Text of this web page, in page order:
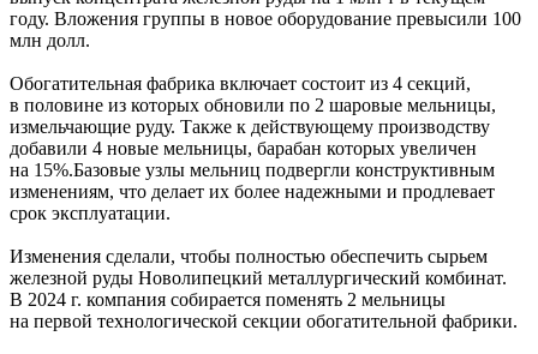
году. Вложения группы в новое оборудование превысили 100
млн долл.
Обогатительная фабрика включает состоит из 4 секций,
в половине из которых обновили по 2 шаровые мельницы,
измельчающие руду. Также к действующему производству
добавили 4 новые мельницы, барабан которых увеличен
на 15%.Базовые узлы мельниц подвергли конструктивным
изменениям, что делает их более надежными и продлевает
срок эксплуатации.
Изменения сделали, чтобы полностью обеспечить сырьем
железной руды Новолипецкий металлургический комбинат.
В 2024 г. компания собирается поменять 2 мельницы
на первой технологической секции обогатительной фабрики.